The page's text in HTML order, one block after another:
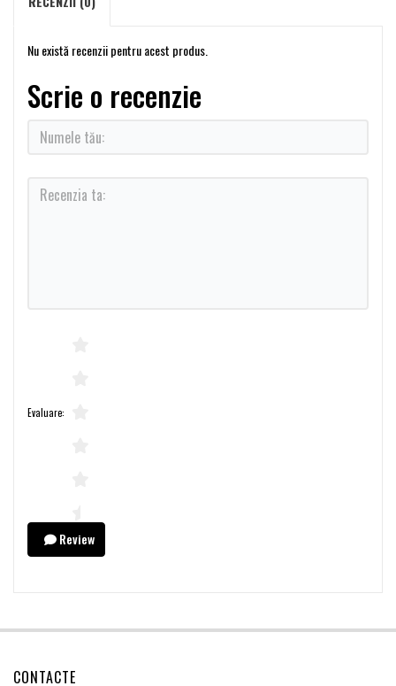
Nu există recenzii pentru acest produs.
Scrie o recenzie
Evaluare:
Review
CONTACTE